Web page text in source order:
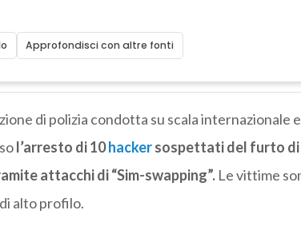
Approfondisci con altre fonti
di polizia condotta su scala internazionale
l’arresto di 10hackersospettati del furto di
attacchi di “Sim-swapping”. Le vittime
alto profilo.